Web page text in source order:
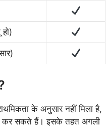
के अनुसार नहीं मिला है,
कर सकते हैं। इसके तहत अगली